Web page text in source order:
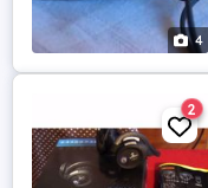
4
2